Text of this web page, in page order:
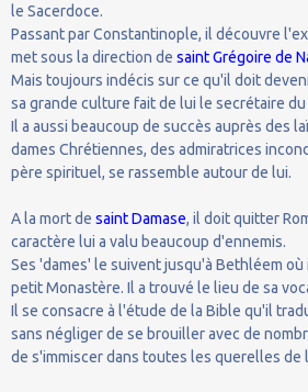
le Sacerdoce.
Passant par Constantinople, il découvre
met sous la direction de saint Grégoire de
Mais toujours indécis sur ce qu'il doit
sa grande culture fait de lui le secrétaire du
Il a aussi beaucoup de succès auprès des
dames Chrétiennes, des admiratrices
père spirituel, se rassemble autour de lui.
A la mort de saint Damase, il doit quitter
caractère lui a valu beaucoup d'ennemis.
Ses 'dames' le suivent jusqu'à Bethléem
petit Monastère. Il a trouvé le lieu de sa
Il se consacre à l'étude de la Bible qu'il
sans négliger de se brouiller avec de
de s'immiscer dans toutes les querelles de